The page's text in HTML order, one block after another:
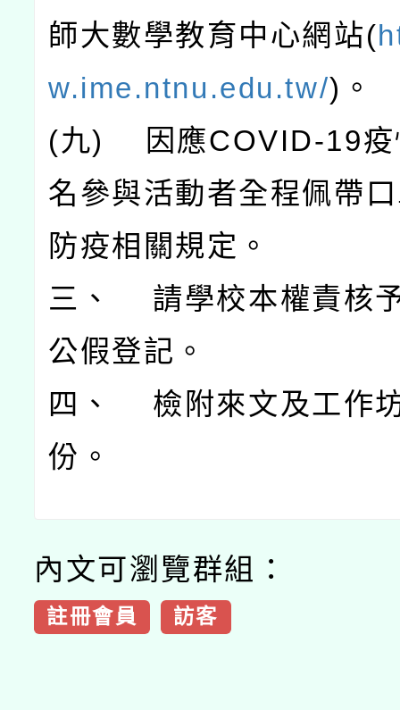
師大數學教育中心網站(
w.ime.ntnu.edu.tw/)。
(九) 因應COVID-19疫
名參與活動者全程佩帶
防疫相關規定。
三、 請學校本權責核
公假登記。
四、 檢附來文及工作
份。
內文可瀏覽群組：
註冊會員 訪客